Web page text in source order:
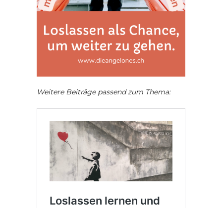
Weitere Beiträge passend zum Thema: